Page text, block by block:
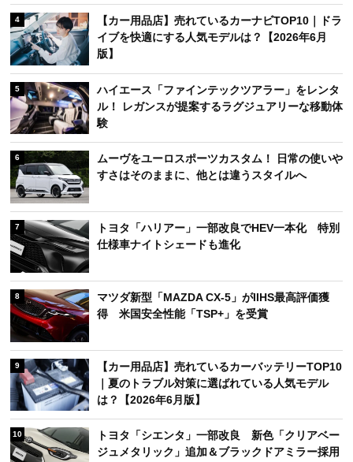
4
【カー用品店】売れているカーナビTOP10｜ドラ
イブを快適にする人気モデルは？【2026年6月
版】
5
ハイエース「ファインテックツアラー」をレンタ
ル！ レガンスが提案するラグジュアリーな移動体
験
6
ムーヴをユーロスポーツカスタム！ 日常の使いや
すさはそのままに、他とは違うスタイルへ
7
トヨタ「ハリアー」一部改良でHEV一本化 特別
仕様車ナイトシェードも進化
8
マツダ新型「MAZDA CX-5」がIIHS最高評価獲
得 米国安全性能「TSP+」を受賞
9
【カー用品店】売れているカーバッテリーTOP10
｜夏のトラブル対策に選ばれている人気モデル
は？【2026年6月版】
10
トヨタ「シエンタ」一部改良 新色「クリアベー
ジュメタリック」追加＆ブラックドアミラー採用